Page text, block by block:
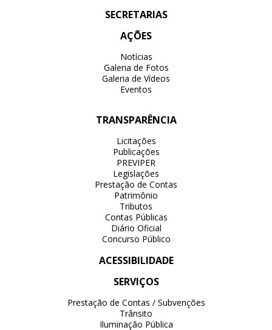
SECRETARIAS
AÇÕES
Notícias
Galeria de Fotos
Galeria de Vídeos
Eventos
TRANSPARÊNCIA
Licitações
Publicações
PREVIPER
Legislações
Prestação de Contas
Patrimônio
Tributos
Contas Públicas
Diário Oficial
Concurso Público
ACESSIBILIDADE
SERVIÇOS
Prestação de Contas / Subvenções
Trânsito
Iluminação Pública